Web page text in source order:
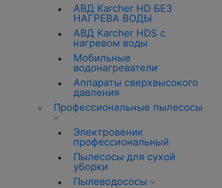
АВД Karcher HD БЕЗ
НАГРЕВА ВОДЫ
АВД Karcher HDS с
нагревом воды
Мобильные
водонагреватели
Аппараты сверхвысокого
давления
Профессиональные пылесосы
Электровеник
профессиональный
Пылесосы для сухой
уборки
Пылеводососы